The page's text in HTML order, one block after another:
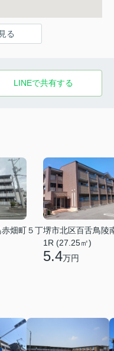
る
LINEで共有する
畑町５丁堺市北区百舌鳥陵
1R (27.25㎡)
5.4万円